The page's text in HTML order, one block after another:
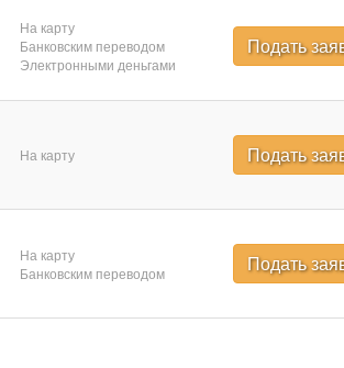
На карту
Банковским переводом
Электронными деньгами
Подать
На карту Подать
На карту
Банковским переводом
Подать